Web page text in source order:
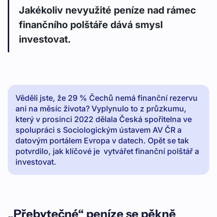
Jakékoliv nevyužité peníze nad rámec
finančního polštáře dává smysl
investovat.
Věděli jste, že 29 % Čechů nemá finanční rezervu
ani na měsíc života? Vyplynulo to z průzkumu,
který v prosinci 2022 dělala Česká spořitelna ve
spolupráci s Sociologickým ústavem AV ČR a
datovým portálem Evropa v datech. Opět se tak
potvrdilo, jak klíčové je vytvářet finanční polštář a
investovat.
„Přebytečné“ peníze se pěkně